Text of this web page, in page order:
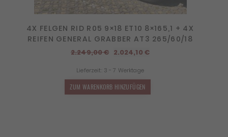
4X FELGEN RID R05 9×18 ET10 8×165,1 + 4X
REIFEN GENERAL GRABBER AT3 265/60/18
2.249,00€ Ursprünglicher
war:
2.249,00 €
2.024,10 €Aktueller
Lieferzeit: 3 - 7 Werktage
ZUM WARENKORB HINZUFÜGEN